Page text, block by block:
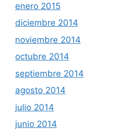
enero 2015
diciembre 2014
noviembre 2014
octubre 2014
septiembre 2014
agosto 2014
julio 2014
junio 2014